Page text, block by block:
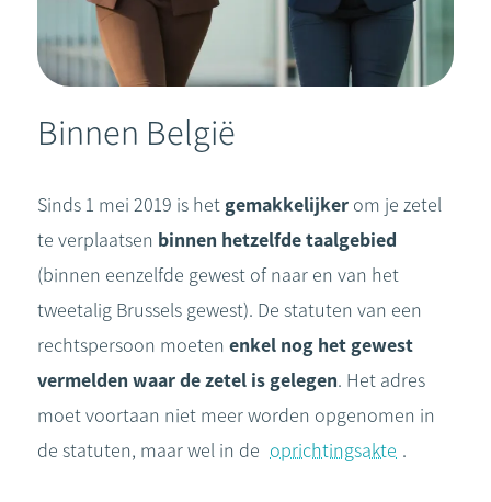
Binnen België
Sinds 1 mei 2019 is het gemakkelijker om je zetel
te verplaatsen binnen hetzelfde taalgebied
(binnen eenzelfde gewest of naar en van het
tweetalig Brussels gewest). De statuten van een
rechtspersoon moeten enkel nog het gewest
vermelden waar de zetel is gelegen. Het adres
moet voortaan niet meer worden opgenomen in
de statuten, maar wel in de oprichtingsakte .